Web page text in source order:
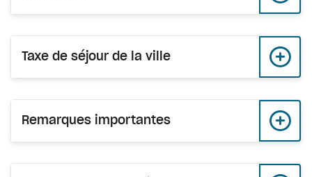
Taxe de séjour de la ville
Remarques importantes